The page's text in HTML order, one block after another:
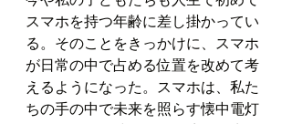
スマホを持つ年齢に差し掛かってい
る。そのことをきっかけに、スマホ
が日常の中で占める位置を改めて考
えるようになった。スマホは、私た
ちの手の中で未来を照らす懐中電灯